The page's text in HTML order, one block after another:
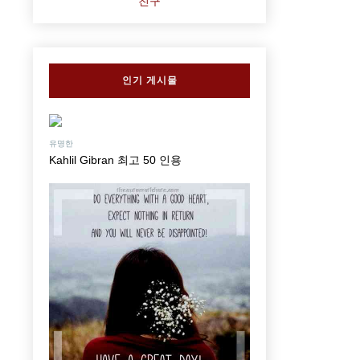
인기 게시물
유명한
Kahlil Gibran 최고 50 인용